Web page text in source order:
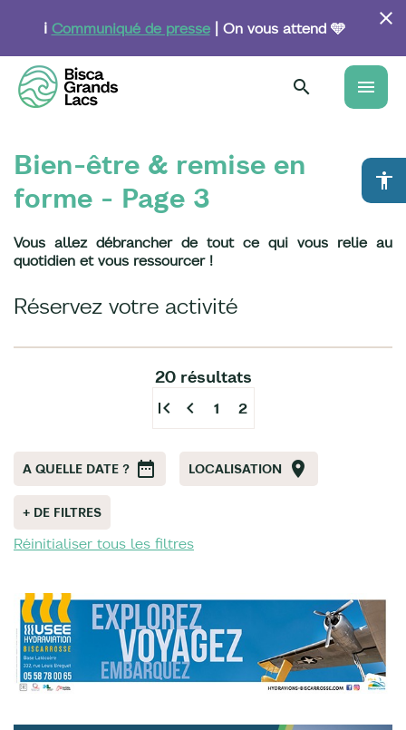
principal
ℹ️ Communiqué de presse| On vous attend 🩵
menu
accessibility
Bien-être & remise en
forme - Page 3
Vous allez débrancher de tout ce qui vous relie au
quotidien et vous ressourcer !
Réservez votre activité
20 résultats
first_page chevron_left 1 2
A QUELLE DATE ? LOCALISATION
+ DE FILTRES
Réinitialiser tous les filtres